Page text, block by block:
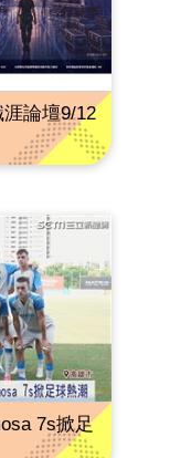
涯論壇9/12
7s掀足